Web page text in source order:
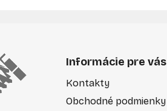
Informácie pre vás
Kontakty
Obchodné podmienky